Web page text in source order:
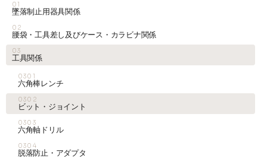
01
墜落制止用器具関係
02
腰袋・工具差し及びケース・カラビナ関係
03
工具関係
0301
六角棒レンチ
0302
ビット・ジョイント
0303
六角軸ドリル
0304
脱落防止・アダプタ